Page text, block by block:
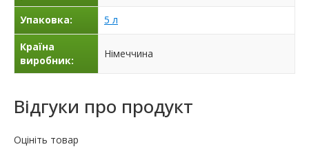
Упаковка: 5 л
Країна
виробник:
Німеччина
Відгуки про продукт
Оцініть товар